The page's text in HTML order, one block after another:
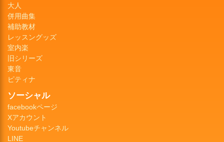
大人
併用曲集
補助教材
レッスングッズ
室内楽
旧シリーズ
東音
ピティナ
ソーシャル
facebookページ
Xアカウント
Youtubeチャンネル
LINE